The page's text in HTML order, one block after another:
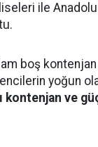
ile
boş kontenjan
yoğun
kontenjan ve